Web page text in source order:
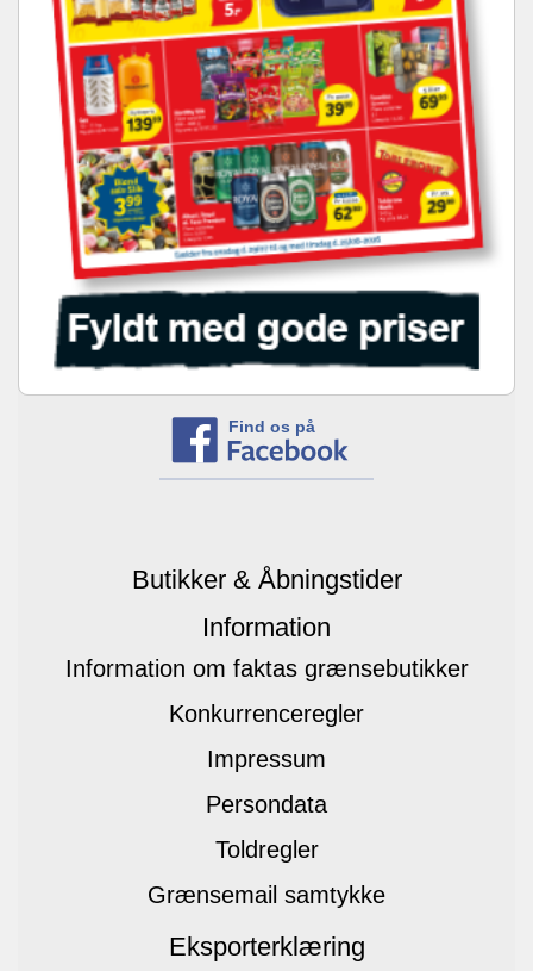
Find os på
Butikker & Åbningstider
Information
Information om faktas grænsebutikker
Konkurrenceregler
Impressum
Persondata
Toldregler
Grænsemail samtykke
Eksporterklæring